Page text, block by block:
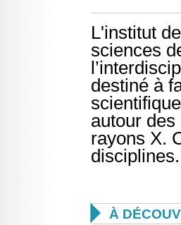
L'institut
sciences
destiné à
autour
rayons X.
 À